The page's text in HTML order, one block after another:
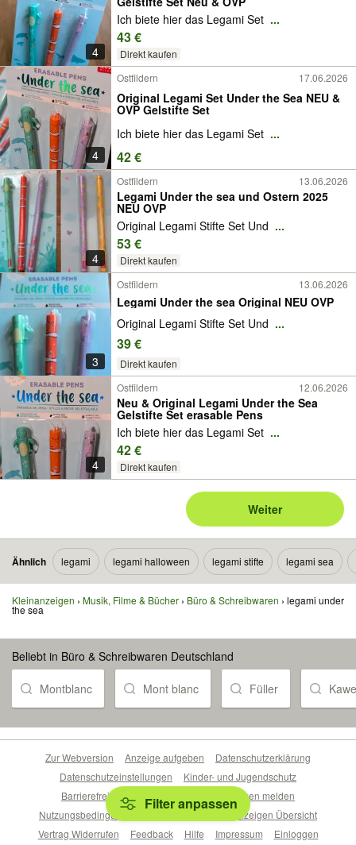
4
Ich biete hier das Legami Set ...
43 €
Direkt kaufen
4
Ostfildern 17.06.2026
Original Legami Set Under the Sea NEU &
OVP Gelstifte Set
Ich biete hier das Legami Set ...
42 €
4
Ostfildern 13.06.2026
Legami Under the sea und Ostern 2025
NEU OVP
Original Legami Stifte Set Und ...
53 €
Direkt kaufen
3
Ostfildern 13.06.2026
Legami Under the sea Original NEU OVP
Original Legami Stifte Set Und ...
39 €
Direkt kaufen
4
Ostfildern 12.06.2026
Neu & Original Legami Under the Sea
Gelstifte Set erasable Pens
Ich biete hier das Legami Set ...
42 €
Direkt kaufen
Weiter
Ähnlich legami legami halloween legami stifte legami sea
Kleinanzeigen Musik, Filme & Bücher Büro & Schreibwaren legami under
the sea
Beliebt in Büro & Schreibwaren Deutschland
Montblanc Mont blanc Füller
Filter anpassen
Zur Webversion Anzeige aufgeben
Datenschutzerklärung
Datenschutzeinstellungen
Kinder- und Jugendschutz
Barrierefreiheitserklärung
Sicherheitslücken melden
Nutzungsbedingungen
Beliebte Suchen
Anzeigen Übersicht
Vertrag Widerrufen
Feedback Hilfe Impressum Einloggen